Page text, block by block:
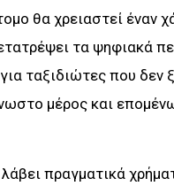
θα χρειαστεί έναν
τα ψηφιακά
για ταξιδιώτες που
μέρος και
πραγματικά